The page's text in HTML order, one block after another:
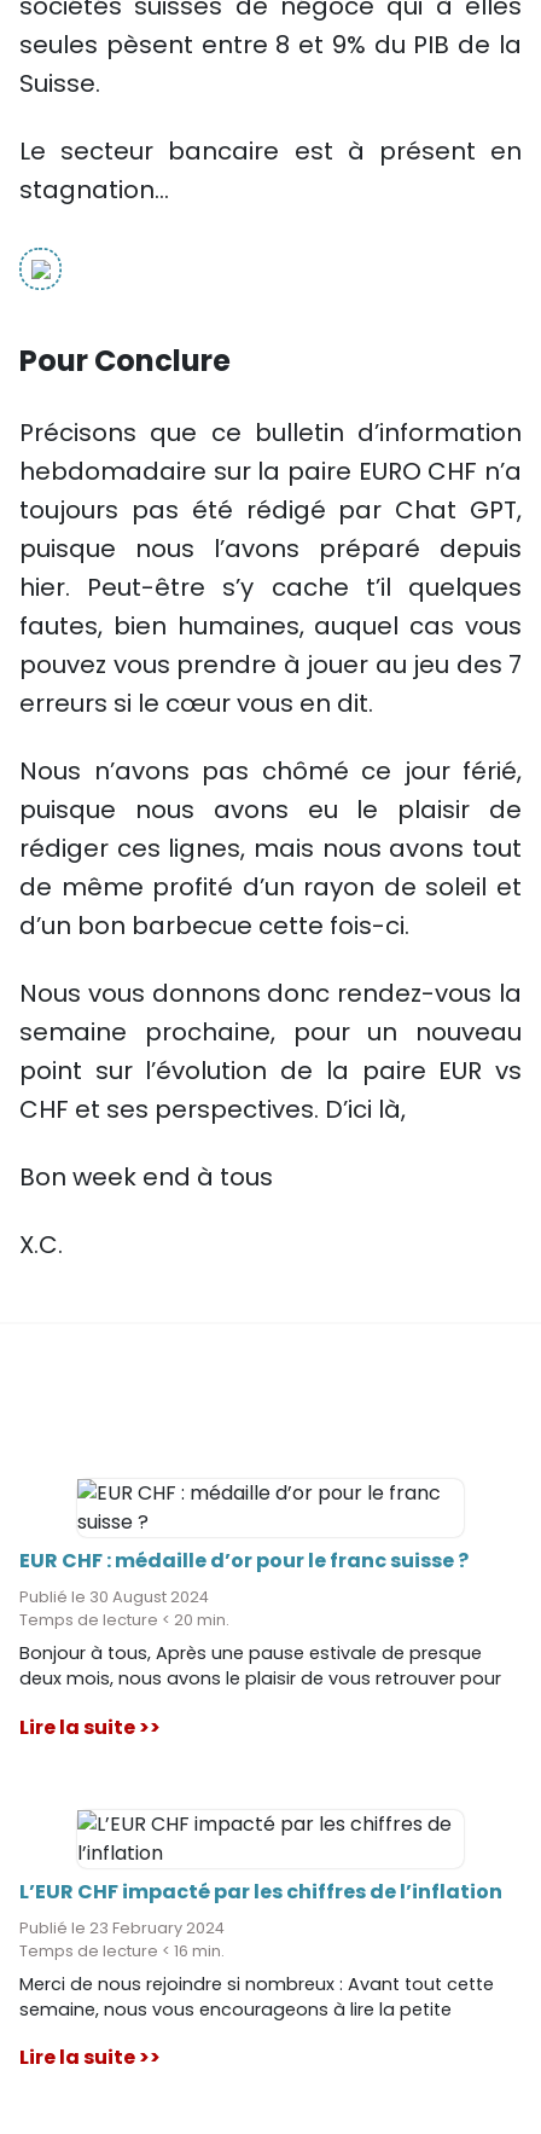
seules pèsent entre 8 et 9% du PIB de la
Suisse.
Le secteur bancaire est à présent en
stagnation…
Pour Conclure
Précisons que ce bulletin d’information
hebdomadaire sur la paire EURO CHF n’a
toujours pas été rédigé par Chat GPT,
puisque nous l’avons préparé depuis
hier. Peut-être s’y cache t’il quelques
fautes, bien humaines, auquel cas vous
pouvez vous prendre à jouer au jeu des 7
erreurs si le cœur vous en dit.
Nous n’avons pas chômé ce jour férié,
puisque nous avons eu le plaisir de
rédiger ces lignes, mais nous avons tout
de même profité d’un rayon de soleil et
d’un bon barbecue cette fois-ci.
Nous vous donnons donc rendez-vous la
semaine prochaine, pour un nouveau
point sur l’évolution de la paire EUR vs
CHF et ses perspectives. D’ici là,
Bon week end à tous
X.C.
EUR CHF : médaille d’or pour le franc suisse ?
Publié le 30 August 2024
Temps de lecture < 20 min.
Bonjour à tous, Après une pause estivale de presque
deux mois, nous avons le plaisir de vous retrouver pour
l’actualité économique qui l’impact. Les évènements
Lire la suite >>
L’EUR CHF impacté par les chiffres de l’inflation
Publié le 23 February 2024
Temps de lecture < 16 min.
Merci de nous rejoindre si nombreux : Avant tout cette
semaine, nous vous encourageons à lire la petite
hebdomadaire si vous êtes concernés * voir astérix
Lire la suite >>